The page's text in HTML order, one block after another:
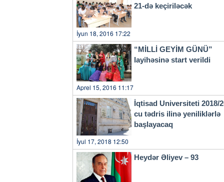
21-də keçiriləcək
İyun 18, 2016 17:22
“MİLLİ GEYİM GÜNÜ”
layihəsinə start verildi
Aprel 15, 2016 11:17
İqtisad Universiteti 2018/
cu tədris ilinə yeniliklərlə
başlayacaq
İyul 17, 2018 12:50
Heydər Əliyev – 93